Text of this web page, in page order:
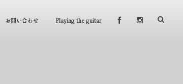
お問い合わせ Playing the guitar